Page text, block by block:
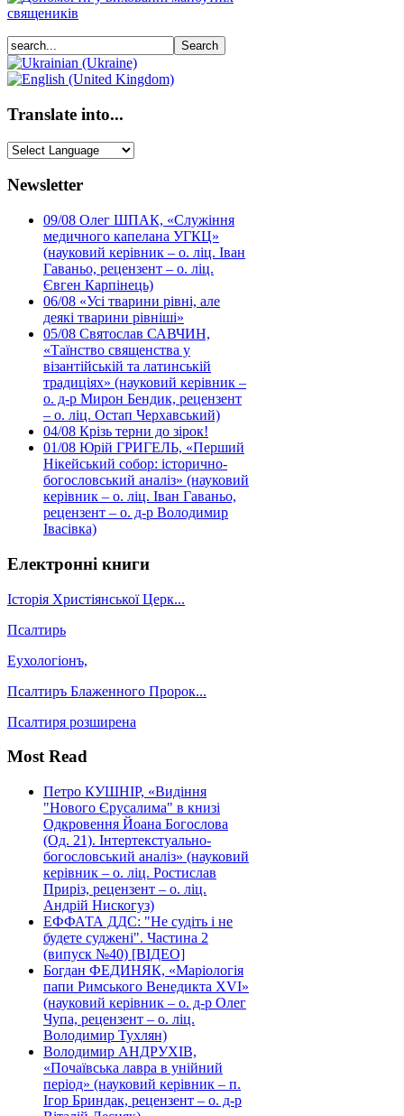
Translate into...
Newsletter
09/08 Олег ШПАК, «Служіння
медичного капелана УГКЦ»
(науковий керівник – о. ліц. Іван
Гаваньо, рецензент – о. ліц.
Євген Карпінець)
06/08 «Усі тварини рівні, але
деякі тварини рівніші»
05/08 Святослав САВЧИН,
«Таїнство священства у
візантійській та латинській
традиціях» (науковий керівник –
о. д-р Мирон Бендик, рецензент
– о. ліц. Остап Черхавський)
04/08 Крізь терни до зірок!
01/08 Юрій ГРИГЕЛЬ, «Перший
Нікейський собор: історично-
богословський аналіз» (науковий
керівник – о. ліц. Іван Гаваньо,
рецензент – о. д-р Володимир
Івасівка)
Електронні книги
Історія Христіянської Церк...
Псалтирь
Еухологіонъ,
Псалтиръ Блаженного Пророк...
Псалтиря розширена
Most Read
Петро КУШНІР, «Видіння
"Нового Єрусалима" в книзі
Одкровення Йоана Богослова
(Од. 21). Інтертекстуально-
богословський аналіз» (науковий
керівник – о. ліц. Ростислав
Приріз, рецензент – о. ліц.
Андрій Нискогуз)
ЕФФАТА ДДС: "Не судіть і не
будете суджені". Частина 2
(випуск №40) [ВІДЕО]
Богдан ФЕДИНЯК, «Маріологія
папи Римського Венедикта XVI»
(науковий керівник – о. д-р Олег
Чупа, рецензент – о. ліц.
Володимир Тухлян)
Володимир АНДРУХІВ,
«Почаївська лавра в унійний
період» (науковий керівник – п.
Ігор Бриндак, рецензент – о. д-р